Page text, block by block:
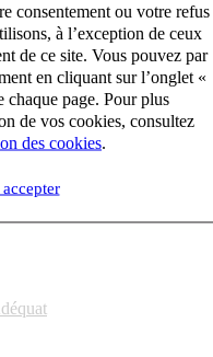
consentement ou votre refus
à l’exception de ceux
de ce site. Vous pouvez par
en cliquant sur l’onglet «
chaque page. Pour plus
de vos cookies, consultez
des cookies